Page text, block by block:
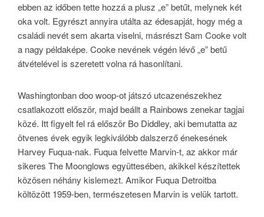
ebben az időben tette hozzá a plusz „e” betűt, melynek két
oka volt. Egyrészt annyira utálta az édesapját, hogy még a
családi nevét sem akarta viselni, másrészt Sam Cooke volt
a nagy példaképe. Cooke nevének végén lévő „e” betű
átvételével is szeretett volna rá hasonlítani.
Washingtonban doo woop-ot játszó utcazenészekhez
csatlakozott először, majd beállt a Rainbows zenekar tagjai
közé. Itt figyelt fel rá először Bo Diddley, aki bemutatta az
ötvenes évek egyik legkiválóbb dalszerző énekesének
Harvey Fuqua-nak. Fuqua felvette Marvin-t, az akkor már
sikeres The Moonglows együttesében, akikkel készítettek
közösen néhány kislemezt. Amikor Fuqua Detroitba
költözött 1959-ben, természetesen Marvin is velük tartott.